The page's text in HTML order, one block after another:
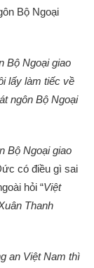
Bộ Ngoại
Bộ Ngoại giao
lấy làm tiếc về
ngôn Bộ Ngoại
Bộ Ngoại giao
có điều gì sai
hỏi “Việt
Thanh
an Việt Nam thì